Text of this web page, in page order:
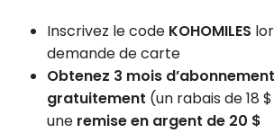
Inscrivez le code KOHOMILES
demande de carte
Obtenez 3 mois
gratuitement (un rabais de 18
une remise en argent de 20 $